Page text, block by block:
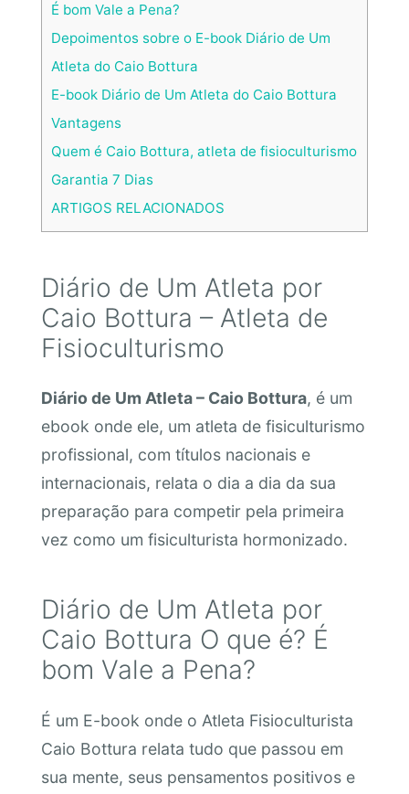
É bom Vale a Pena?
Depoimentos sobre o E-book Diário de Um
Atleta do Caio Bottura
E-book Diário de Um Atleta do Caio Bottura
Vantagens
Quem é Caio Bottura, atleta de fisioculturismo
Garantia 7 Dias
ARTIGOS RELACIONADOS
Diário de Um Atleta por
Caio Bottura – Atleta de
Fisioculturismo
Diário de Um Atleta – Caio Bottura, é um
ebook onde ele, um atleta de fisiculturismo
profissional, com títulos nacionais e
internacionais, relata o dia a dia da sua
preparação para competir pela primeira
vez como um fisiculturista hormonizado.
Diário de Um Atleta por
Caio Bottura O que é? É
bom Vale a Pena?
É um E-book onde o Atleta Fisioculturista
Caio Bottura relata tudo que passou em
sua mente, seus pensamentos positivos e